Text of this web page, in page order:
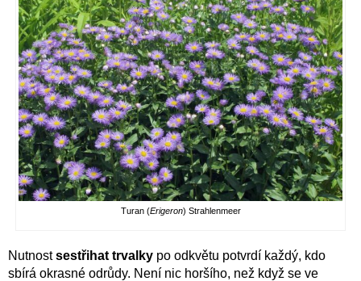
Turan (Erigeron) Strahlenmeer
Nutnostsestřihat trvalky po odkvětu potvrdí každý, kdo
sbírá okrasné odrůdy. Není nic horšího, než když se ve